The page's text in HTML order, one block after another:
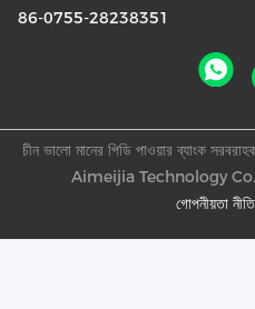
86-0755-28238351
গোপনীয়তা নীতি
চীন ভালো মানের পিডি পাওয়ার ব্যাংক
Aimeijia Technology Co.,